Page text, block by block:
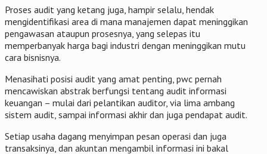
Proses audit yang ketang juga, hampir selalu, hendak
mengidentifikasi area di mana manajemen dapat meninggikan
pengawasan ataupun prosesnya, yang selepas itu
memperbanyak harga bagi industri dengan meninggikan mutu
cara bisnisnya.
Menasihati posisi audit yang amat penting, pwc pernah
mencawiskan abstrak berfungsi tentang audit informasi
keuangan – mulai dari pelantikan auditor, via lima ambang
sistem audit, sampai informasi akhir dan juga pendapat audit.
Setiap usaha dagang menyimpan pesan operasi dan juga
transaksinya, dan akuntan mengambil informasi ini bakal